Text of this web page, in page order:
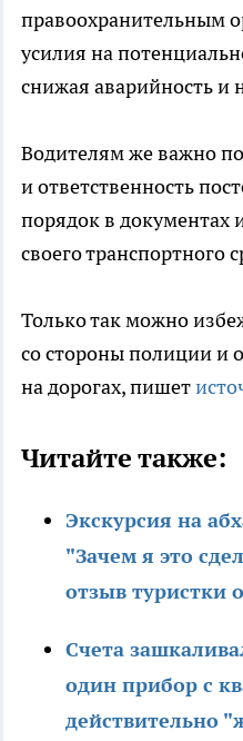
правоохранительным
усилия на
снижая аварийность и
Водителям же важно
и ответственность
порядок в документах
своего транспортного
Только так можно
со стороны полиции и
на дорогах, пишет
Читайте также:
Экскурсия на
"Зачем я это
отзыв туристки
Счета
один прибор с
действительно